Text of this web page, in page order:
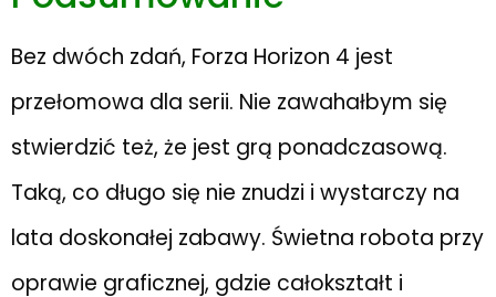
Bez dwóch zdań, Forza Horizon 4 jest
przełomowa dla serii. Nie zawahałbym się
stwierdzić też, że jest grą ponadczasową.
Taką, co długo się nie znudzi i wystarczy na
lata doskonałej zabawy. Świetna robota przy
oprawie graficznej, gdzie całokształt i